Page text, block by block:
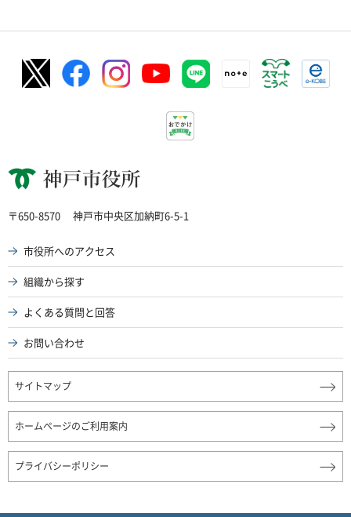
神戸市役所
〒650-8570 神戸市中央区加納町6-5-1
市役所へのアクセス
組織から探す
よくある質問と回答
お問い合わせ
サイトマップ
ホームページのご利用案内
プライバシーポリシー